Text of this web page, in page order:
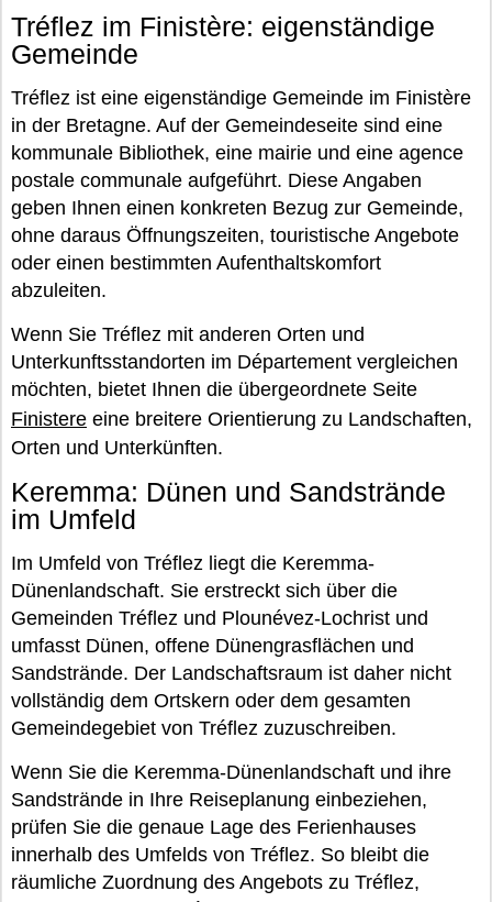
Tréflez im Finistère: eigenständige
Gemeinde
Tréflez ist eine eigenständige Gemeinde im Finistère
in der Bretagne. Auf der Gemeindeseite sind eine
kommunale Bibliothek, eine mairie und eine agence
postale communale aufgeführt. Diese Angaben
geben Ihnen einen konkreten Bezug zur Gemeinde,
ohne daraus Öffnungszeiten, touristische Angebote
oder einen bestimmten Aufenthaltskomfort
abzuleiten.
Wenn Sie Tréflez mit anderen Orten und
Unterkunftsstandorten im Département vergleichen
möchten, bietet Ihnen die übergeordnete Seite
Finistere eine breitere Orientierung zu Landschaften,
Orten und Unterkünften.
Keremma: Dünen und Sandstrände
im Umfeld
Im Umfeld von Tréflez liegt die Keremma-
Dünenlandschaft. Sie erstreckt sich über die
Gemeinden Tréflez und Plounévez-Lochrist und
umfasst Dünen, offene Dünengrasflächen und
Sandstrände. Der Landschaftsraum ist daher nicht
vollständig dem Ortskern oder dem gesamten
Gemeindegebiet von Tréflez zuzuschreiben.
Wenn Sie die Keremma-Dünenlandschaft und ihre
Sandstrände in Ihre Reiseplanung einbeziehen,
prüfen Sie die genaue Lage des Ferienhauses
innerhalb des Umfelds von Tréflez. So bleibt die
räumliche Zuordnung des Angebots zu Tréflez,